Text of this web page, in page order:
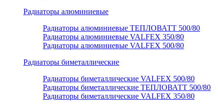
Радиаторы алюминиевые
Радиаторы алюминиевые ТЕПЛОВАТТ 500/80
Радиаторы алюминиевые VALFEX 350/80
Радиаторы алюминиевые VALFEX 500/80
Радиаторы биметаллические
Радиаторы биметаллические VALFEX 500/80
Радиаторы биметаллические ТЕПЛОВАТТ 500/80
Радиаторы биметаллические VALFEX 350/80